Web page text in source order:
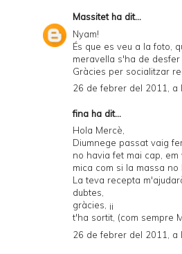
Massitetha dit...
Nyam!
És que es veu a la foto,
meravella s'ha de desfer
Gràcies per socialitzar
26 de febrer del 2011, a
fina ha dit...
Hola Mercè,
Diumnege passat vaig fer
no havia fet mai cap, em
mica com si la massa no
La teva recepta
dubtes,
gràcies, ¡¡
t'ha sortit, (com sempre
26 de febrer del 2011, a